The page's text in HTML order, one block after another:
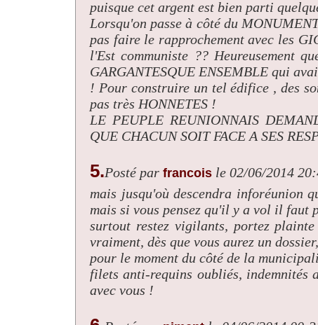
puisque cet argent est bien parti
Lorsqu'on passe à côté du
pas faire le rapprochement avec les
l'Est communiste ?? Heureusement
GARGANTESQUE ENSEMBLE qui
! Pour construire un tel édifice , des
pas très HONNETES !
LE PEUPLE REUNIONNAIS
QUE CHACUN SOIT FACE A SES
5.Posté par francois le 02/06/2014
mais jusqu'où descendra inforéunion
mais si vous pensez qu'il y a vol il faut
surtout restez vigilants, portez
vraiment, dès que vous aurez un dossier,
pour le moment du côté de la
filets anti-requins oubliés, indemnités
avec vous !